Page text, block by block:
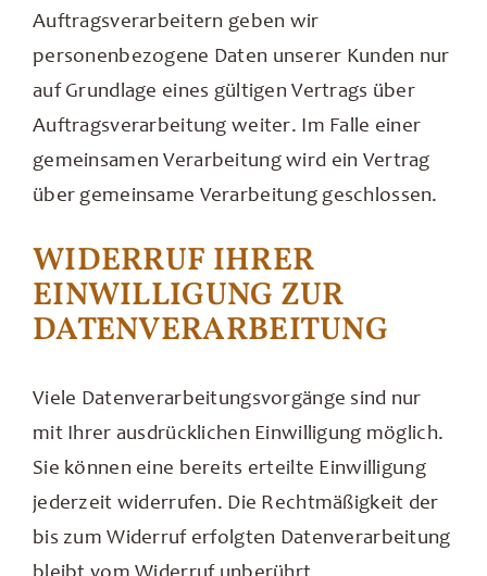
Auftragsverarbeitern geben wir
personenbezogene Daten unserer Kunden nur
auf Grundlage eines gültigen Vertrags über
Auftragsverarbeitung weiter. Im Falle einer
gemeinsamen Verarbeitung wird ein Vertrag
über gemeinsame Verarbeitung geschlossen.
WIDERRUF IHRER
EINWILLIGUNG ZUR
DATENVERARBEITUNG
Viele Datenverarbeitungsvorgänge sind nur
mit Ihrer ausdrücklichen Einwilligung möglich.
Sie können eine bereits erteilte Einwilligung
jederzeit widerrufen. Die Rechtmäßigkeit der
bis zum Widerruf erfolgten Datenverarbeitung